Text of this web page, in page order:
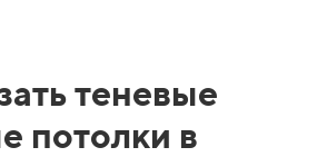
теневые
потолки в